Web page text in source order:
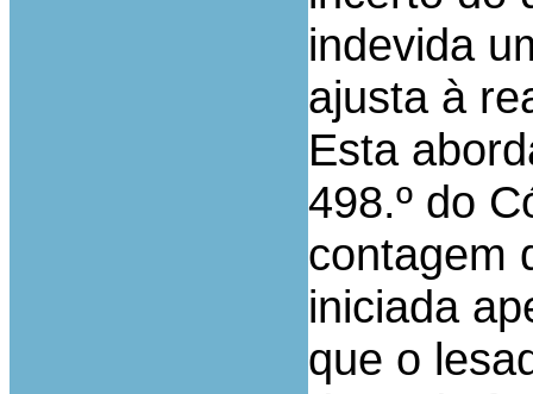
indevida
ajusta à
Esta
498.º do
contagem
iniciada
que o